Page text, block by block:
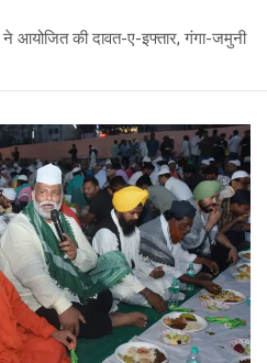
आयोजित की दावत-ए-इफ्तार, गंगा-जमुनी